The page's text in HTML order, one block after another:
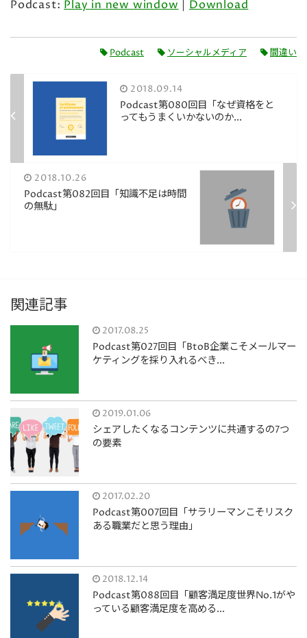
プ
ー
Podcast: Play in new window | Download
Podcast ソーシャルメディア 間違い
2018.09.14
Podcast第080回目「なぜ資格をと
ってもうまくいかないのか...
2018.10.26
Podcast第082回目「知識不足は時間
の無駄」
関連記事
2017.08.25
Podcast第027回目「BtoB企業こそメールマー
ケティングを採り入れるべき...
2019.01.06
シェアしたくなるコンテンツに共通するの7つ
の要素
2017.02.20
Podcast第007回目「サラリーマンこそリスク
ある職業だと思う理由」
2018.12.14
Podcast第088回目「顧客満足度世界No.1がや
っている顧客満足度を高める...